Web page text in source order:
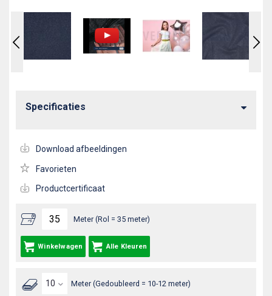
Meter (Rol = 35 meter)
Winkelwagen Alle Kleuren
Meter (Gedoubleerd = 10-12 meter)
Specificaties
Download afbeeldingen
Favorieten
Productcertificaat